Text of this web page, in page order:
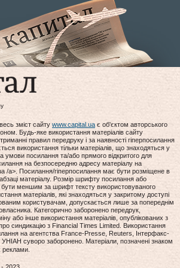
зміст сайту www.capital.uaє об'єктом авторського
Будь-яке використання матеріалів сайту
правил передруку і за наявності гіперпосилання
використання тільки матеріалів, що знаходяться у
умови посилання та/або прямого відкритого для
на безпосередню адресу матеріалу на
/a>. Посилання/гіперпосилання має бути розміщене в
матеріалу. Розмір шрифту посилання або
бути меншим за шрифт тексту використовуваного
матеріалів, які знаходяться у закритому доступі
користувачам, допускається лише за попереднім
Категорично заборонено передрук,
або інше використання матеріалів, опублікованих з
синдикацію з Financial Times Limited. Використання
на агентства France-Presse, Reuters, Інтерфакс-
УНІАН суворо заборонено. Матеріали, позначені знаком
реклами.